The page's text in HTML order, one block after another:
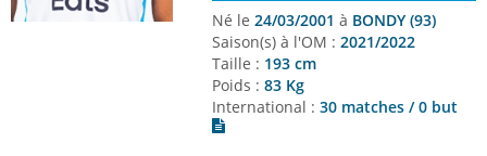
Né le 24/03/2001 à BONDY (93)
Saison(s) à l'OM : 2021/2022
Taille : 193 cm
Poids : 83 Kg
International : 30 matches / 0 but